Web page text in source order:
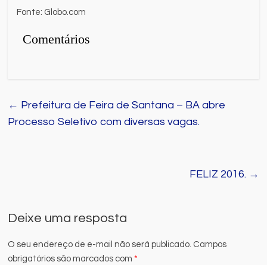
Fonte: Globo.com
Comentários
← Prefeitura de Feira de Santana – BA abre
Processo Seletivo com diversas vagas.
FELIZ 2016. →
Deixe uma resposta
O seu endereço de e-mail não será publicado. Campos
obrigatórios são marcados com*